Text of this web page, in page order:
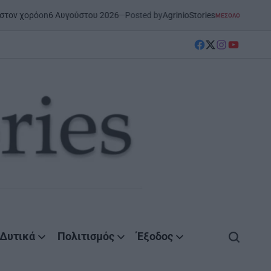
6 Αυγούστου 2026 Posted byAgrinioStoriesPOSTED
ΜΕΣΟΛΌΓΓΙΣΤΗΝ
facebook
Twitter
instagram
YouTube
Δυτικά Πολιτισμός Έξοδος